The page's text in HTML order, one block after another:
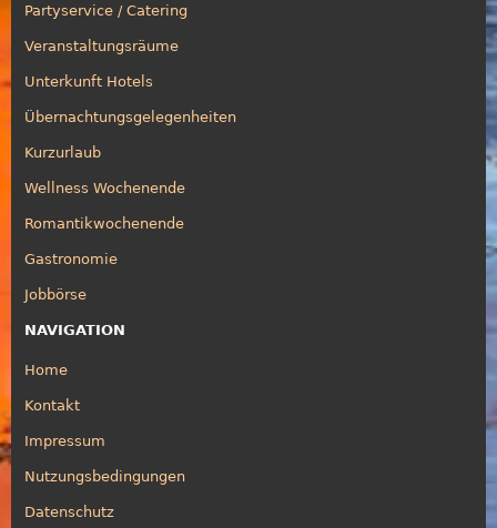
Partyservice / Catering
Veranstaltungsräume
Unterkunft Hotels
Übernachtungsgelegenheiten
Kurzurlaub
Wellness Wochenende
Romantikwochenende
Gastronomie
Jobbörse
NAVIGATION
Home
Kontakt
Impressum
Nutzungsbedingungen
Datenschutz